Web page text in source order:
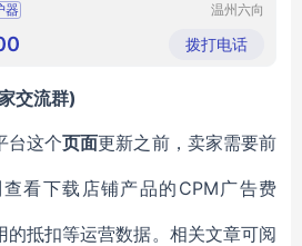
器
温州六向
公司
拨打电话
交流群)
台这个页面更新之前，卖家需要前
看下载店铺产品的 CPM广告费
的抵扣等运营数据。相关文章可阅